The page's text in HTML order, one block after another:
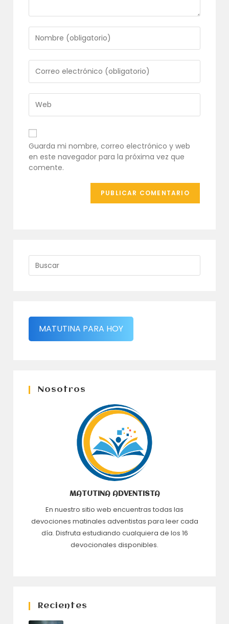
tu
nombre
o
nombre
de
usuario
para
comentar
tu
dirección
de
correo
electrónico
para
comentar
URL
de
tu
web
(opcional)
Guarda mi nombre, correo electrónico y web
en este navegador para la próxima vez que
comente.
MATUTINA PARA HOY
Nosotros
MATUTINA ADVENTISTA
En nuestro sitio web encuentras todas las
devociones matinales adventistas para leer cada
día. Disfruta estudiando cualquiera de los 16
devocionales disponibles.
Recientes